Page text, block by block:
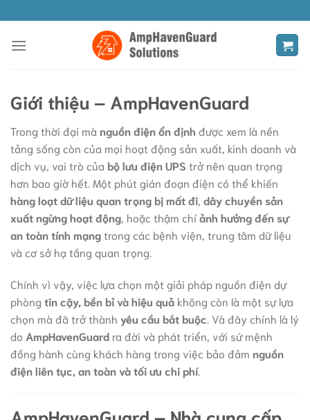
qua
nội
Giới thiệu – AmpHavenGuard
Trong thời đại mà nguồn điện ổn định được xem là nền
tảng sống còn của mọi hoạt động sản xuất, kinh doanh và
dịch vụ, vai trò của bộ lưu điện UPS trở nên quan trọng
hơn bao giờ hết. Một phút gián đoạn điện có thể khiến
hàng loạt dữ liệu quan trọng bị mất đi dây chuyền sản
xuất ngừng hoạt động , hoặc thậm chíảnh hưởng đến sự
an toàn tính mạngtrong các bệnh viện, trung tâm dữ liệu
và cơ sở hạ tầng quan trọng.
Chính vì vậy, việc lựa chọn một giải pháp nguồn điện dự
phòng tin cậy, bền bỉ và hiệu quả không còn là một sự lựa
chọn mà đã trở thành yêu cầu bắt buộc . Và đây chính là lý
do AmpHavenGuard ra đời và phát triển, với sứ mệnh
đồng hành cùng khách hàng trong việc bảo đảm nguồn
điện liên tục, an toàn và tối ưu chi phí.